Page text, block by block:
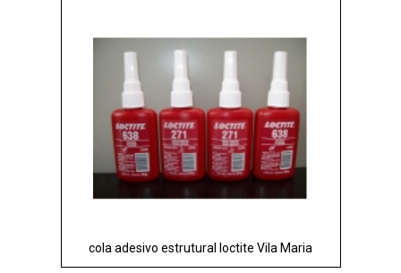
cola adesivo estrutural loctite Vila Maria